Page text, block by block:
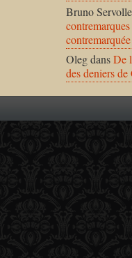
Bruno Servolle
OlegdansDe
des deniers